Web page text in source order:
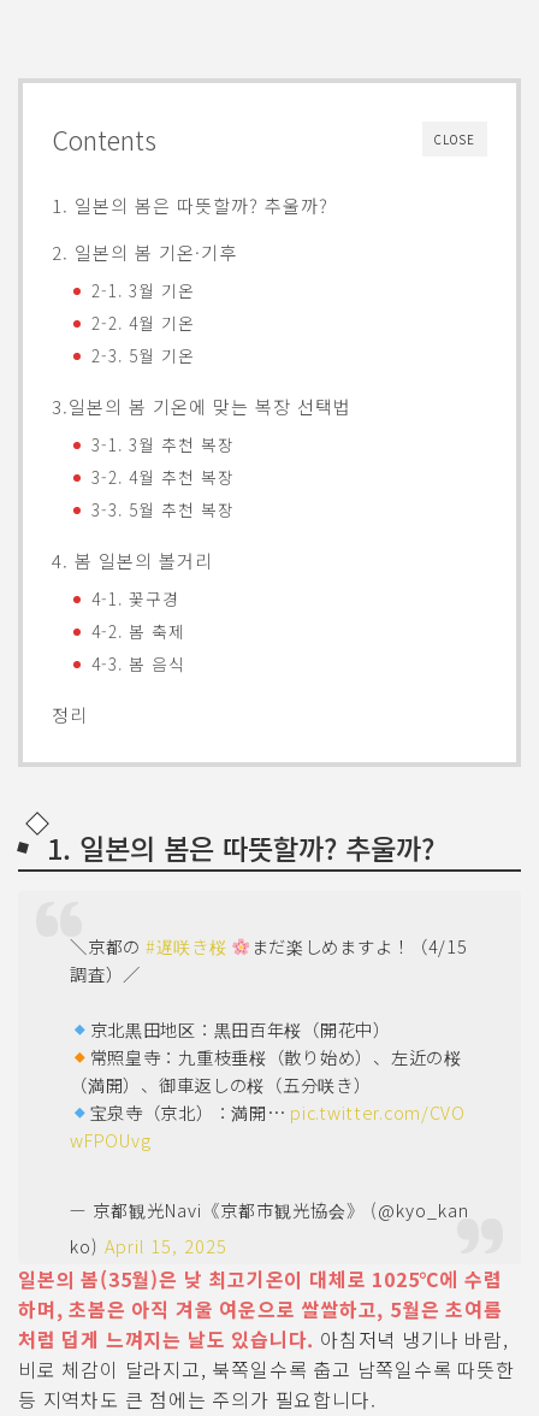
CLOSE
Contents
1. 일본의 봄은 따뜻할까? 추울까?
2. 일본의 봄 기온·기후
2-1. 3월 기온
2-2. 4월 기온
2-3. 5월 기온
3.일본의 봄 기온에 맞는 복장 선택법
3-1. 3월 추천 복장
3-2. 4월 추천 복장
3-3. 5월 추천 복장
4. 봄 일본의 볼거리
4-1. 꽃구경
4-2. 봄 축제
4-3. 봄 음식
정리
1. 일본의 봄은 따뜻할까? 추울까?
＼京都の #遅咲き桜
まだ楽しめますよ！（4/15
調査）／
京北黒田地区：黒田百年桜（開花中）
常照皇寺：九重枝垂桜（散り始め）、左近の桜
（満開）、御車返しの桜（五分咲き）
宝泉寺（京北）：満開… pic.twitter.com/CVO
wFPOUvg
— 京都観光Navi《京都市観光協会》 (@kyo_kan
ko)April 15, 2025
일본의 봄(35월)은 낮 최고기온이 대체로 1025℃에 수렴
하며, 초봄은 아직 겨울 여운으로 쌀쌀하고, 5월은 초여름
처럼 덥게 느껴지는 날도 있습니다. 아침저녁 냉기나 바람,
비로 체감이 달라지고, 북쪽일수록 춥고 남쪽일수록 따뜻한
등 지역차도 큰 점에는 주의가 필요합니다.